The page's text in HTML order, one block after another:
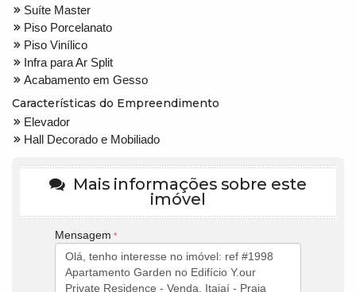
Suíte Master
Piso Porcelanato
Piso Vinílico
Infra para Ar Split
Acabamento em Gesso
Características do Empreendimento
Elevador
Hall Decorado e Mobiliado
Mais informações sobre este
imóvel
Mensagem